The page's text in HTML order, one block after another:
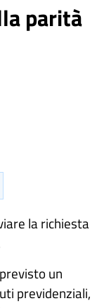
parità
la richiesta
un
previdenziali,